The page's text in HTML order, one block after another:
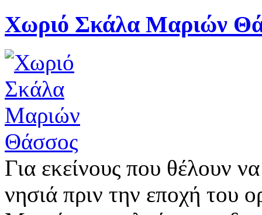
Χωριό Σκάλα Μαριών
Για εκείνους που θέλουν
νησιά πριν την εποχή του